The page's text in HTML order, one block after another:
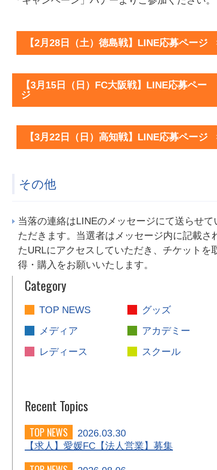
【2月28日（土）徳島戦】LINE応募ページ
【3月15日（日）FC大阪戦】LINE応募ペー
ジ
【3月22日（日）高知戦】LINE応募ページ
その他
当落の連絡はLINEのメッセージにて送らせて
ただきます。当選者はメッセージ内に記載さ
たURLにアクセスしていただき、チケットを
得・購入をお願いいたします。
Category
TOP NEWS
グッズ
メディア
アカデミー
レディース
スクール
Recent Topics
TOP NEWS
2026.03.30
【求人】愛媛FC【法人営業】募集